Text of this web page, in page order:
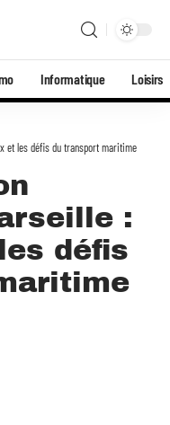
Informatique Loisirs
et les défis du transport maritime
:
défis